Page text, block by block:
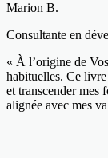
Marion B.
Consultante en
« À l’origine de
habituelles. Ce
et transcender mes
alignée avec mes